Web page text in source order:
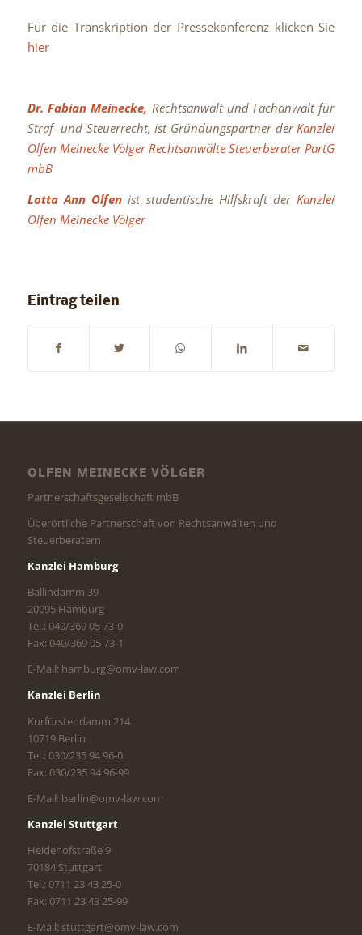
Für die Transkription der Pressekonferenz klicken Sie
hier
Dr. Fabian Meinecke, Rechtsanwaltund Fachanwalt für
Straf- und Steuerrecht, ist Gründungspartner der Kanzlei
Olfen Meinecke Völger Rechtsanwälte Steuerberater PartG
mbB
Lotta Ann Olfenist studentische Hilfskraft der Kanzlei
Olfen Meinecke Völger
Eintrag teilen
OLFEN MEINECKE VÖLGER
Partnerschaftsgesellschaft mbB
Überörtliche Partnerschaft von Rechtsanwälten und
Steuerberatern
Kanzlei Hamburg
Ballindamm 39
20095 Hamburg
Tel.: 040/369 05 73-0
Fax: 040/369 05 73-1
E-Mail: hamburg@omv-law.com
Kanzlei Berlin
Kurfürstendamm 214
10719 Berlin
Tel.: 030/235 94 96-0
Fax: 030/235 94 96-99
E-Mail: berlin@omv-law.com
Kanzlei Stuttgart
Heidehofstraße 9
70184 Stuttgart
Tel.: 0711 23 43 25-0
Fax: 0711 23 43 25-99
E-Mail: stuttgart@omv-law.com